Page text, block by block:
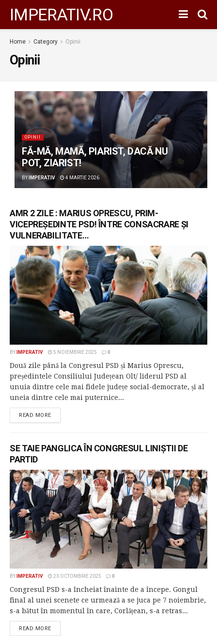
IMPERATIV.RO
Home Category Opinii
Opinii
OPINII
FĂ-MĂ, MAMĂ, PIARIST, DACĂ NU
POT, ZIARIST!
BY IMPERATIV 4 MARTIE 2026
AMR 2 ZILE : MARIUS OPRESCU, PRIM-
VICEPREȘEDINTE PSD! ÎNTRE CONSACRARE ȘI
VULNERABILITATE…
BY IMPERATIV 5 NOIEMBRIE 2025 0
Două zile până la Congresul PSD și Marius Oprescu,
președintele Consiliului Județean Olt/ liderul PSD al
unuia dintre cele mai fidele județe social-democrate, și al
uneia dintre cele mai puternice...
READ MORE
SE TAIE PANGLICA ÎN CONGRESUL LINIȘTII DE
PARTID
BY IMPERATIV 23 OCTOMBRIE 2025 0
Congresul PSD s-a încheiat înainte de a începe. Gongul
final al unei scenete ce urmează a se juca pe 7 noiembrie,
s-a bătut în momentul în care, Corlățean, s-a retras...
READ MORE